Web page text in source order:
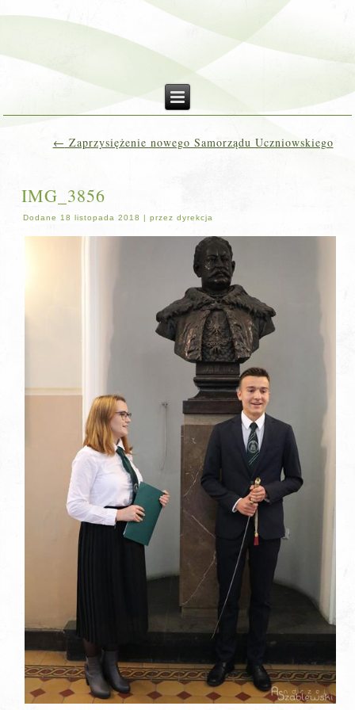
← Zaprzysiężenie nowego Samorządu Uczniowskiego
IMG_3856
Dodane 18 listopada 2018 |przez dyrekcja